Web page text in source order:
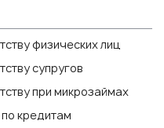
физических лиц
супругов
при микрозаймах
кредитам